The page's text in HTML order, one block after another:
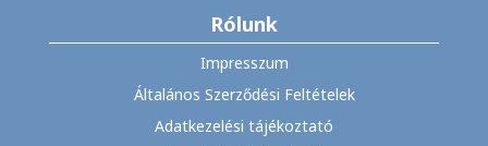
Rólunk
Impresszum
Általános Szerződési Feltételek
Adatkezelési tájékoztató